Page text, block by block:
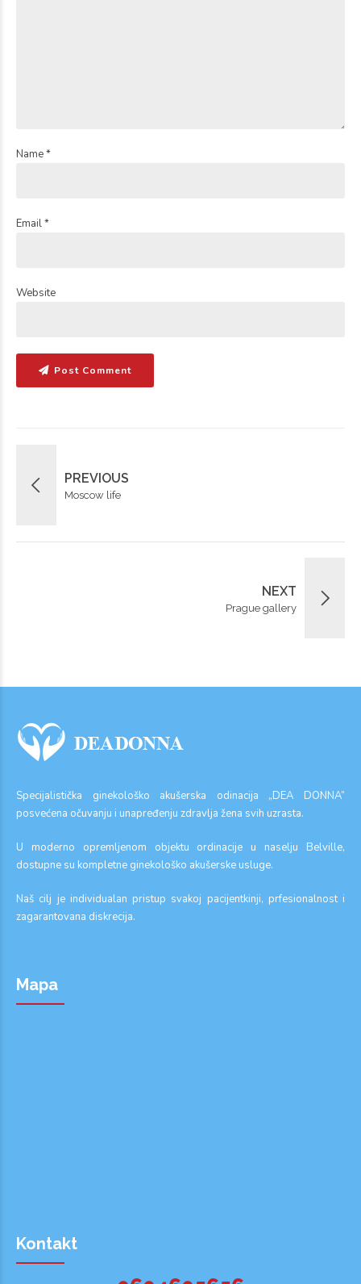
Name *
Email *
Website
Post Comment
PREVIOUS
Moscow life
NEXT
Prague gallery
Specijalistička ginekološko akušerska odinacija „DEA DONNA”
posvećena očuvanju i unapređenju zdravlja žena svih uzrasta.
U moderno opremljenom objektu ordinacije u naselju Belville,
dostupne su kompletne ginekološko akušerske usluge.
Naš cilj je individualan pristup svakoj pacijentkinji, prfesionalnost i
zagarantovana diskrecija.
Mapa
Kontakt